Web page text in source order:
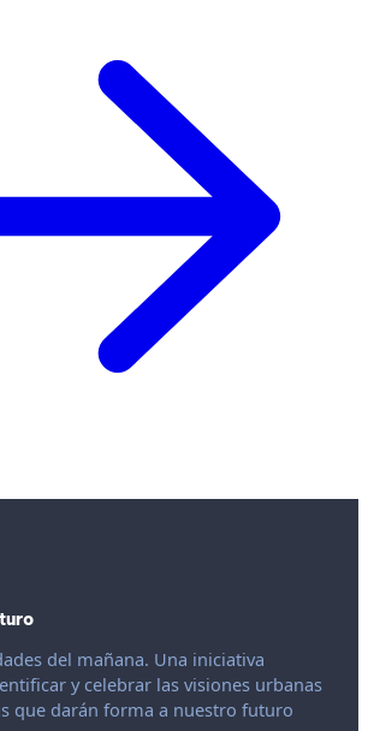
del mañana. Una iniciativa
y celebrar las visiones urbanas
que darán forma a nuestro futuro